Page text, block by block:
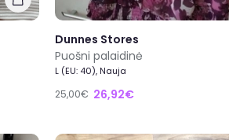
Dunnes Stores
Puošni palaidinė
L (EU: 40), Nauja
25,00€ 26,92€